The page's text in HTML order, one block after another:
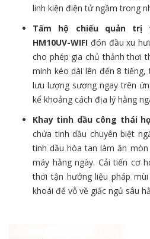
linh kiện điện tử ngầm trong
Tấm hộ chiếu quản trị
HM10UV-WIFI đón đầu xu
cho phép gia chủ thảnh thơi
minh kéo dài lên đến 8
lưu lượng sương ngay trên
kể khoảng cách địa lý hằng
Khay tinh dầu công thái
chứa tinh dầu chuyên biệt
tinh dầu hòa tan làm ăn
máy hằng ngày. Cải tiến cơ
thơi tận hưởng liệu pháp
khoái để vỗ về giấc ngủ sâu